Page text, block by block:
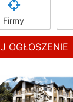
Firmy
OGŁOSZENIE